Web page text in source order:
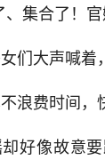
、集合了！
们大声喊着
浪费时间，
好像故意